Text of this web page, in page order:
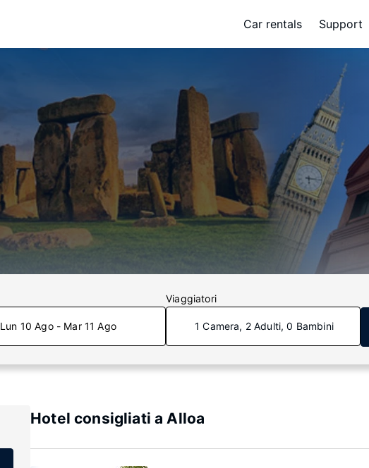
Car rentals Support
Lun 10 Ago - Mar 11 Ago
Viaggiatori
1 Camera, 2 Adulti, 0 Bambini
Hotel consigliati a Alloa